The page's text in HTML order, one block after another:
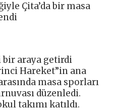
Çita’da bir masa
bir araya getirdi
Hareket”in ana
masa sporları
düzenledi.
takımı katıldı.